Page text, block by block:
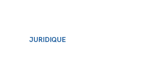
JURIDIQUE